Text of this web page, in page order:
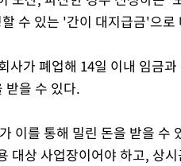
수 있는 '간이 대지급금'으로
사가 폐업해 14일 이내 임금
받을 수 있다.
이를 통해 밀린 돈을 받을
대상 사업장이어야 하고, 상